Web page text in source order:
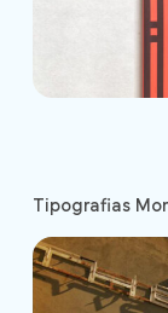
Tipografias